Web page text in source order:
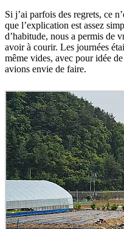
Si j’ai parfois des regrets, ce
que l’explication est assez
d’habitude, nous a permis de
avoir à courir. Les journées
même vides, avec pour idée
avions envie de faire.